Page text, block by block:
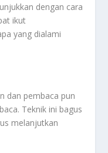
dengan cara
ikut
yang dialami
dan pembaca pun
Teknik ini bagus
melanjutkan